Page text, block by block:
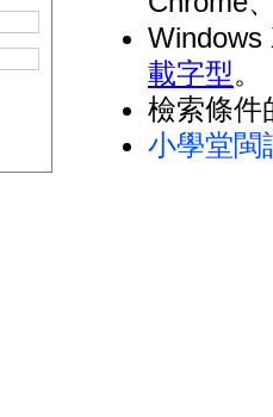
Windows
載字型。
檢索條件
小學堂閩